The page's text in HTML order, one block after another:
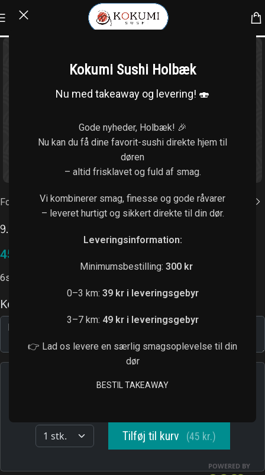
Kokumi Sushi Holbæk
Nu med takeaway og levering! 🍣
Gode nyheder, Holbæk! 🎉
Nu kan du få dine favorit-sushi direkte hjem til
døren
– altid frisklavet og fuld af smag.
Vi kombinerer smag, finesse og gode råvarer
– leveret hurtigt og sikkert direkte til din dør.
Leveringsinformation:
Minimumsbestilling: 300 kr
0–3 km: 39 kr i leveringsgebyr
3–7 km: 49 kr i leveringsgebyr
👉 Lad os levere en særlig smagsoplevelse til din
dør
BESTIL TAKEAWAY
Forside Forretter
9. Forårsruller
45,00
6stk. med kylling grøntsager